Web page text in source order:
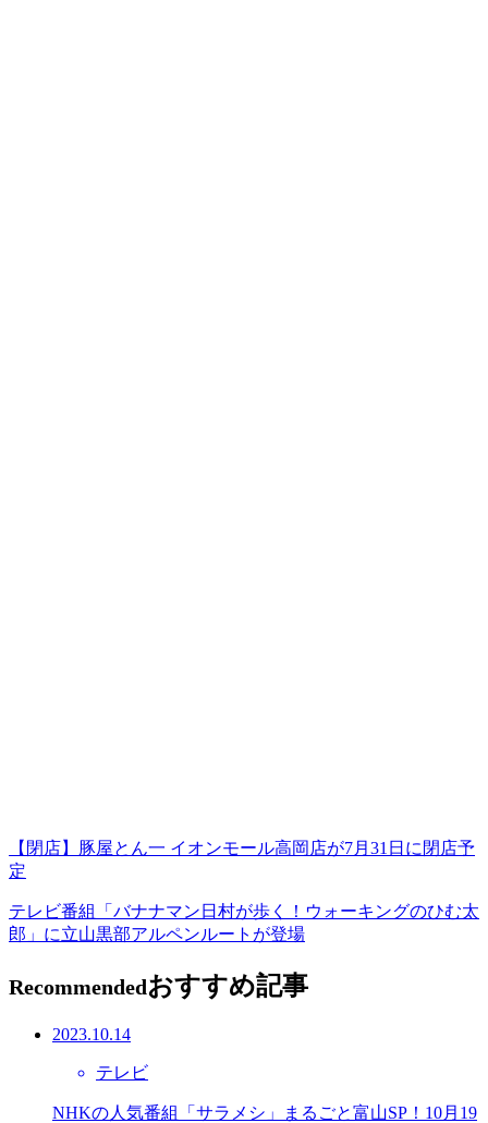
【閉店】豚屋とん一 イオンモール高岡店が7月31日に閉店予
定
テレビ番組「バナナマン日村が歩く！ウォーキングのひむ太
郎」に立山黒部アルペンルートが登場
Recommendedおすすめ記事
2023.10.14
テレビ
NHKの人気番組「サラメシ」まるごと富山SP！10月19